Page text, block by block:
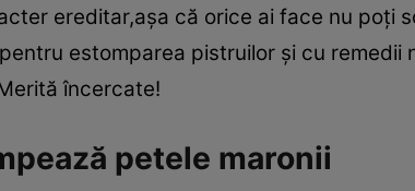
ereditar,aşa că orice ai face nu poţi
estomparea pistruilor şi cu remedii
încercate!
petele maronii